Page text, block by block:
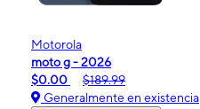
Motorola
moto g - 2026
$0.00
$189.99
Generalmente en existencia